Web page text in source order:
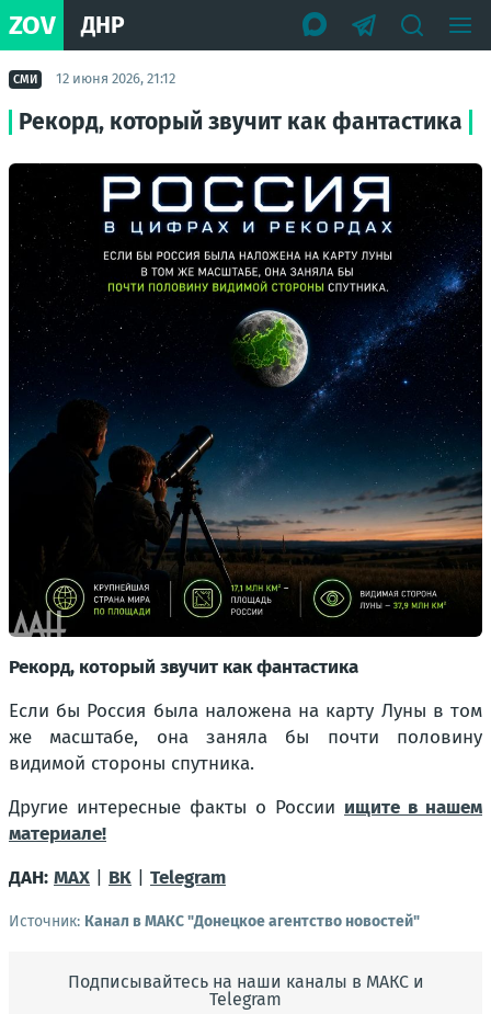
ZOV ДНР
СМИ 12 июня 2026, 21:12
Рекорд, который звучит как фантастика
Рекорд, который звучит как фантастика
Если бы Россия была наложена на карту Луны в том
же масштабе, она заняла бы почти половину
видимой стороны спутника.
Другие интересные факты о России ищите в нашем
материале!
ДАН: MAX ВК Telegram
Источник: Канал в МАКС "Донецкое агентство новостей"
Подписывайтесь на наши каналы в МАКС и
Telegram